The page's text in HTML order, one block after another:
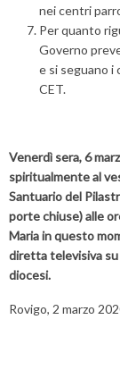
nei centri
Per quanto
Governo
e si seguano i
CET.
Venerdì sera, 6
spiritualmente al
Santuario del
porte chiuse) alle
Maria in questo
diretta televisiva su
diocesi.
Rovigo, 2 marzo